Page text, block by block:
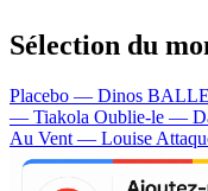
Sélection du
Placebo — Dinos
— Tiakola Oublie-le —
Au Vent — Louise